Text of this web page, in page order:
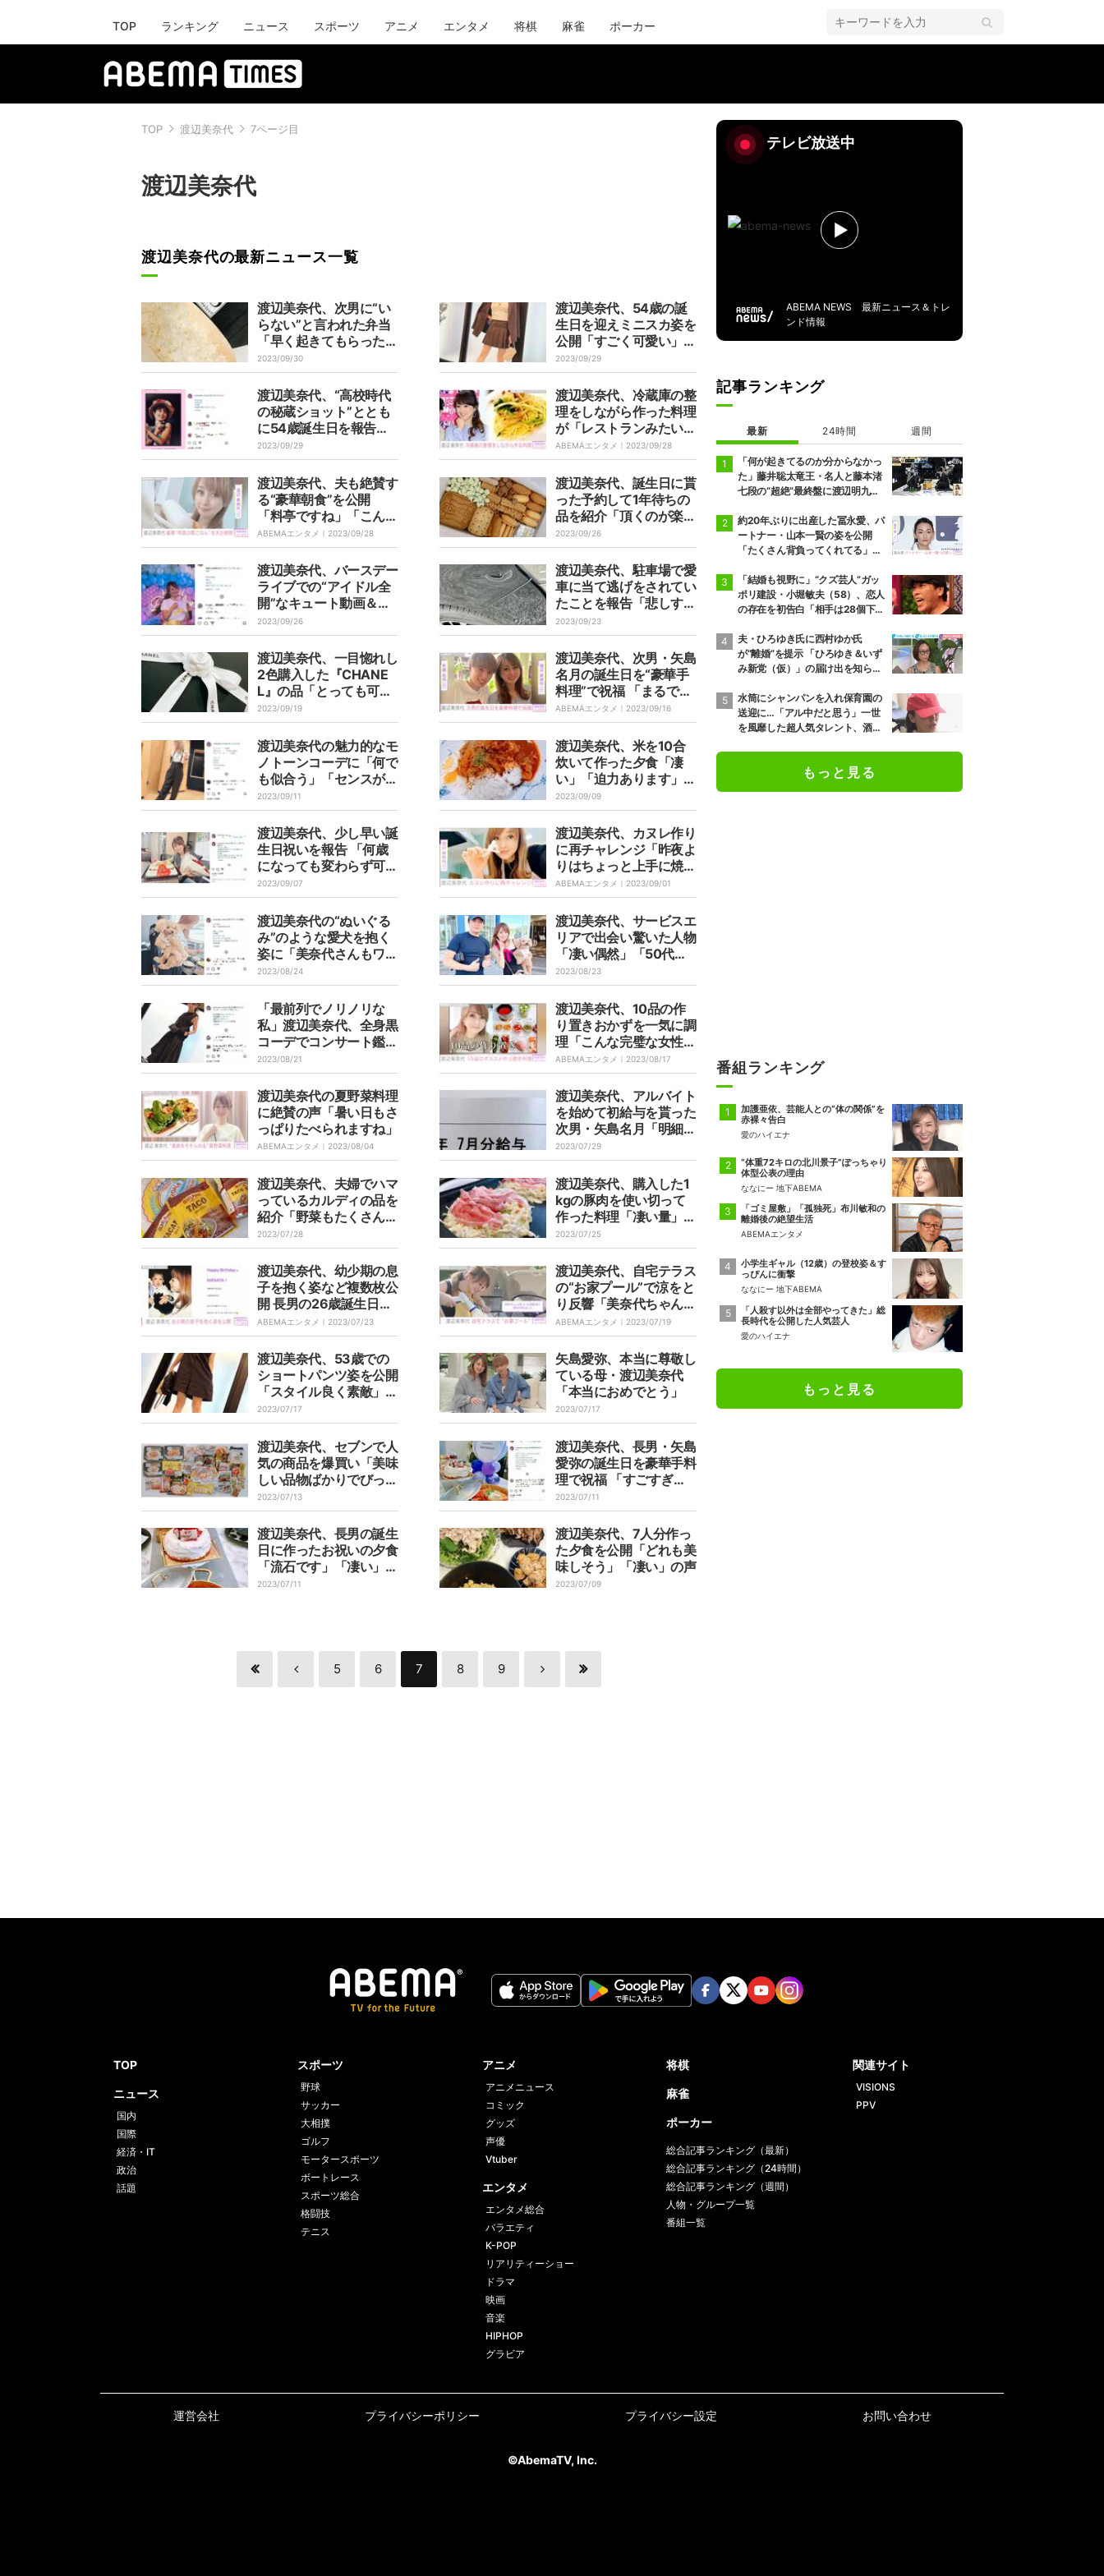
TOP ランキング ニュース スポーツ アニメ エンタメ 将棋 麻雀 ポーカー
TOP 渡辺美奈代 7ページ目
渡辺美奈代
渡辺美奈代の最新ニュース一覧
渡辺美奈代、次男に“い
らない”と言われた弁当
「早く起きてもらったけ
ど」
2023/09/30
渡辺美奈代、54歳の誕
生日を迎えミニスカ姿を
公開「すごく可愛い」
「お似合い」の声
2023/09/29
渡辺美奈代、“高校時代
の秘蔵ショット”ととも
に54歳誕生日を報告
「感動で泣きそうになっ
た」とファン絶賛
2023/09/29
渡辺美奈代、冷蔵庫の整
理をしながら作った料理
が「レストランみたい」
と話題に
ABEMAエンタメ｜ 2023/09/28
渡辺美奈代、夫も絶賛す
る“豪華朝食”を公開
「料亭ですね」「こんな
ご飯だったら1日頑張れ
る」と反響
ABEMAエンタメ｜ 2023/09/28
渡辺美奈代、誕生日に貰
った予約して1年待ちの
品を紹介「頂くのが楽し
み」
2023/09/26
渡辺美奈代、バースデー
ライブでの“アイドル全
開”なキュート動画＆画
像を公開 「なんでそん
なに可愛いの」「見てい
るだけで幸せ」
2023/09/26
渡辺美奈代、駐車場で愛
車に当て逃げをされてい
たことを報告「悲しすぎ
る」
2023/09/23
渡辺美奈代、一目惚れし
2色購入した『CHANE
L』の品「とっても可愛
い」「お似合い」の声
2023/09/19
渡辺美奈代、次男・矢島
名月の誕生日を“豪華手
料理”で祝福 「まるでレ
ストラン」「最高のごち
そう」と反響
ABEMAエンタメ｜ 2023/09/16
渡辺美奈代の魅力的なモ
ノトーンコーデに「何で
も似合う」「センスが素
敵すぎ」とファン称賛
2023/09/11
渡辺美奈代、米を10合
炊いて作った夕食「凄
い」「迫力あります」の
声
2023/09/09
渡辺美奈代、少し早い誕
生日祝いを報告 「何歳
になっても変わらず可愛
すぎます」と反響
2023/09/07
渡辺美奈代、カヌレ作り
に再チャレンジ「昨夜よ
りはちょっと上手に焼け
たかも」
ABEMAエンタメ｜ 2023/09/01
渡辺美奈代の“ぬいぐる
み”のような愛犬を抱く
姿に「美奈代さんもワン
ちゃんもカワイイ」と反
響
2023/08/24
渡辺美奈代、サービスエ
リアで出会い驚いた人物
「凄い偶然」「50代な
かばに見えない」の声
2023/08/23
「最前列でノリノリな
私」渡辺美奈代、全身黒
コーデでコンサート鑑賞
したことを報告
2023/08/21
渡辺美奈代、10品の作
り置きおかずを一気に調
理「こんな完璧な女性い
るんですね」ファン絶賛
ABEMAエンタメ｜ 2023/08/17
渡辺美奈代の夏野菜料理
に絶賛の声「暑い日もさ
っぱりたべられますね」
ABEMAエンタメ｜ 2023/08/04
渡辺美奈代、アルバイト
を始めて初給与を貰った
次男・矢島名月「明細書
まで見せてくれた」
2023/07/29
渡辺美奈代、夫婦でハマ
っているカルディの品を
紹介「野菜もたくさん摂
れるから」
2023/07/28
渡辺美奈代、購入した1
kgの豚肉を使い切って
作った料理「凄い量」「
美味しそう」の声
2023/07/25
渡辺美奈代、幼少期の息
子を抱く姿など複数枚公
開 長男の26歳誕生日を
祝福「母としても成長さ
せてくれた愛弥に感謝」
ABEMAエンタメ｜ 2023/07/23
渡辺美奈代、自宅テラス
の“お家プール”で涼をと
り反響「美奈代ちゃんの
涼しそうな投稿を見て気
持ちが涼みました」
ABEMAエンタメ｜ 2023/07/19
渡辺美奈代、53歳での
ショートパンツ姿を公開
「スタイル良く素敵」
「綺麗」の声
2023/07/17
矢島愛弥、本当に尊敬し
ている母・渡辺美奈代
「本当におめでとう」
2023/07/17
渡辺美奈代、セブンで人
気の商品を爆買い「美味
しい品物ばかりでびっく
り」
2023/07/13
渡辺美奈代、長男・矢島
愛弥の誕生日を豪華手料
理で祝福 「すごすぎ
る」「見てるだけでもし
あわせ」と称賛の声
2023/07/11
渡辺美奈代、長男の誕生
日に作ったお祝いの夕食
「流石です」「凄い」の
声
2023/07/11
渡辺美奈代、7人分作っ
た夕食を公開「どれも美
味しそう」「凄い」の声
2023/07/09
5 6 7 8 9
テレビ放送中
ABEMA NEWS 最新ニュース＆トレ
ンド情報
記事ランキング
最新 24時間 週間
「何が起きてるのか分からなかっ
た」藤井聡太竜王・名人と藤本渚
七段の“超絶”最終盤に渡辺明九段
ナメント2026
約20年ぶりに出産した冨永愛、パ
ートナー・山本一賢の姿を公開
「たくさん背負ってくれてる」感
「結婚も視野に」“クズ芸人”ガッ
ポリ建設・小堀敏夫（58）、恋人
の存在を初告白「相手は28個下の
夫・ひろゆき氏に西村ゆか氏
が“離婚”を提示 「ひろゆき＆いず
み新党（仮）」の届け出を知らさ
態で夫婦を続けるのは無理」
水筒にシャンパンを入れ保育園の
送迎に…「アル中だと思う」一世
を風靡した超人気タレント、酒漬
もっと見る
番組ランキング
加護亜依、芸能人との“体の関係”を
赤裸々告白
愛のハイエナ
“体重72キロの北川景子”ぽっちゃり
体型公表の理由
ななにー 地下ABEMA
「ゴミ屋敷」「孤独死」布川敏和の
離婚後の絶望生活
ABEMAエンタメ
小学生ギャル（12歳）の登校姿＆す
っぴんに衝撃
ななにー 地下ABEMA
「人殺す以外は全部やってきた」総
長時代を公開した人気芸人
愛のハイエナ
もっと見る
TOP
ニュース
国内
国際
経済・IT
政治
話題
スポーツ
野球
サッカー
大相撲
ゴルフ
モータースポーツ
ボートレース
スポーツ総合
格闘技
テニス
アニメ
アニメニュース
コミック
グッズ
声優
Vtuber
エンタメ
エンタメ総合
バラエティ
K-POP
リアリティーショー
ドラマ
映画
音楽
HIPHOP
グラビア
将棋
麻雀
ポーカー
総合記事ランキング（最新）
総合記事ランキング（24時間）
総合記事ランキング（週間）
人物・グループ一覧
番組一覧
関連サイト
VISIONS
PPV
運営会社 プライバシーポリシー プライバシー設定 お問い合わせ
©AbemaTV, Inc.